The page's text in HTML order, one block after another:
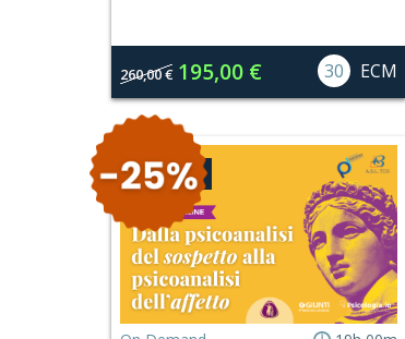
260,00 € 195,00 € 30 ECM
CONVEGNO